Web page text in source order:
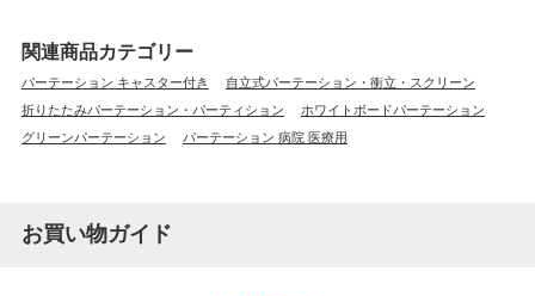
関連商品カテゴリー
パーテーション キャスター付き
自立式パーテーション・衝立・スクリーン
折りたたみパーテーション・パーティション
ホワイトボードパーテーション
グリーンパーテーション
パーテーション 病院 医療用
お買い物ガイド